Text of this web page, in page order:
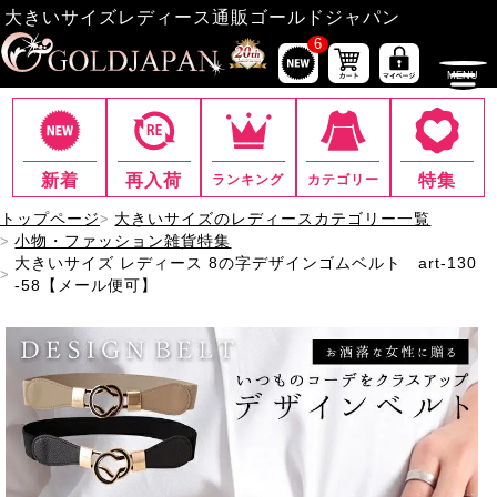
大きいサイズレディース通販ゴールドジャパン
6
新着 再入荷 ランキング カテゴリー 特集
トップページ
大きいサイズのレディースカテゴリー一覧
小物・ファッション雑貨特集
大きいサイズ レディース 8の字デザインゴムベルト art-130
-58【メール便可】